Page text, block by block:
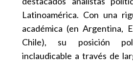
Latinoamérica. Con una
académica (en Argentina,
Chile), su posición
inclaudicable a través de